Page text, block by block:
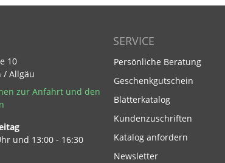
10
/ Allgäu
zur Anfahrt und den
und 13:00 - 16:30
SERVICE
Persönliche Beratung
Geschenkgutschein
Blätterkatalog
Kundenzuschriften
Footer Link
Katalog anfordern
Newsletter